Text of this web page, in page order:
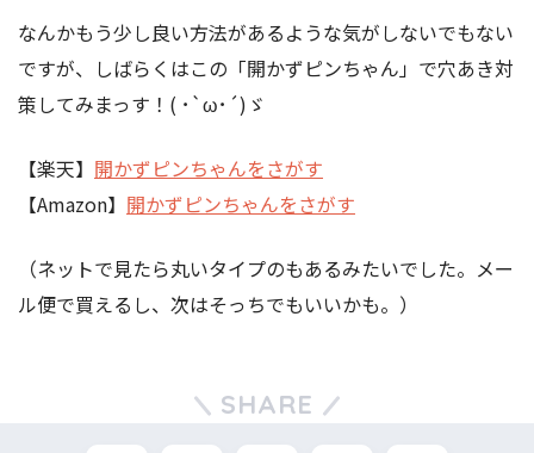
なんかもう少し良い方法があるような気がしないでもない
ですが、しばらくはこの「開かずピンちゃん」で穴あき対
策してみまっす！( ･`ω･´)ゞ
【楽天】 開かずピンちゃんをさがす
【Amazon】 開かずピンちゃんをさがす
（ネットで見たら丸いタイプのもあるみたいでした。メー
ル便で買えるし、次はそっちでもいいかも。）
SHARE